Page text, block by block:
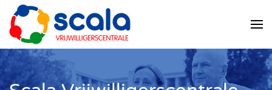
Skip
to
main
content